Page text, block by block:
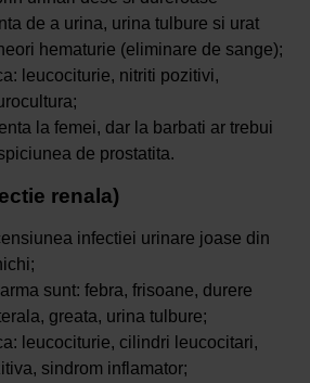
de a urina, urina tulbure si urat
hematurie (eliminare de sange);
leucociturie, nitriti pozitivi,
la femei, dar la barbati ar trebui
de prostatita.
renala)
infectiei urinare joase din
sunt: febra, frisoane, durere
greata, urina tulbure;
leucociturie, cilindri leucocitari,
sindrom inflamator;